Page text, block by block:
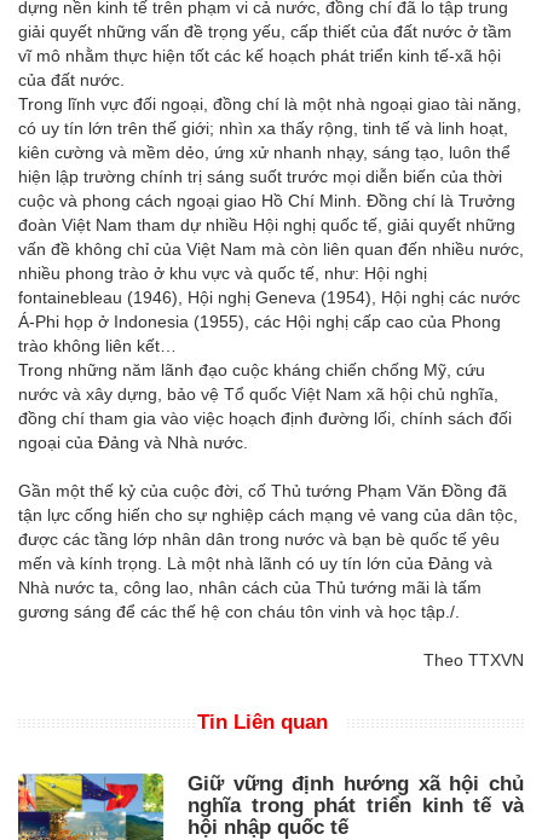
dựng nền kinh tế trên phạm vi cả nước, đồng chí đã lo tập trung
giải quyết những vấn đề trọng yếu, cấp thiết của đất nước ở tầm
vĩ mô nhằm thực hiện tốt các kế hoạch phát triển kinh tế-xã hội
của đất nước.
Trong lĩnh vực đối ngoại, đồng chí là một nhà ngoại giao tài năng,
có uy tín lớn trên thế giới; nhìn xa thấy rộng, tinh tế và linh hoạt,
kiên cường và mềm dẻo, ứng xử nhanh nhạy, sáng tạo, luôn thể
hiện lập trường chính trị sáng suốt trước mọi diễn biến của thời
cuộc và phong cách ngoại giao Hồ Chí Minh. Đồng chí là Trưởng
đoàn Việt Nam tham dự nhiều Hội nghị quốc tế, giải quyết những
vấn đề không chỉ của Việt Nam mà còn liên quan đến nhiều nước,
nhiều phong trào ở khu vực và quốc tế, như: Hội nghị
fontainebleau (1946), Hội nghị Geneva (1954), Hội nghị các nước
Á-Phi họp ở Indonesia (1955), các Hội nghị cấp cao của Phong
trào không liên kết…
Trong những năm lãnh đạo cuộc kháng chiến chống Mỹ, cứu
nước và xây dựng, bảo vệ Tổ quốc Việt Nam xã hội chủ nghĩa,
đồng chí tham gia vào việc hoạch định đường lối, chính sách đối
ngoại của Đảng và Nhà nước.
Gần một thế kỷ của cuộc đời, cố Thủ tướng Phạm Văn Đồng đã
tận lực cống hiến cho sự nghiệp cách mạng vẻ vang của dân tộc,
được các tầng lớp nhân dân trong nước và bạn bè quốc tế yêu
mến và kính trọng. Là một nhà lãnh có uy tín lớn của Đảng và
Nhà nước ta, công lao, nhân cách của Thủ tướng mãi là tấm
gương sáng để các thế hệ con cháu tôn vinh và học tập./.
Theo TTXVN
Tin Liên quan
Giữ vững định hướng xã hội chủ
nghĩa trong phát triển kinh tế và
hội nhập quốc tế